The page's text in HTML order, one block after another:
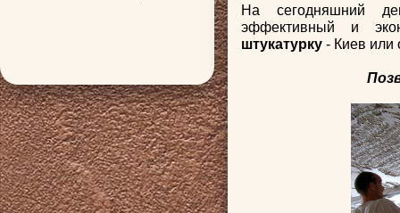
На сегодняшний
эффективный и
штукатурку - Киев или